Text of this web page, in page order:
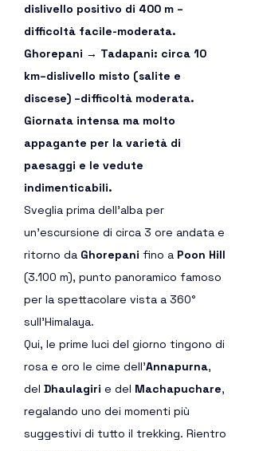
dislivello positivo di 400 m –
difficoltà facile-moderata.
Ghorepani → Tadapani: circa 10
km–dislivello misto (salite e
discese) –difficoltà moderata.
Giornata intensa ma molto
appagante per la varietà di
paesaggi e le vedute
indimenticabili.
Sveglia prima dell’alba per
un’escursione di circa 3 ore andata e
ritorno da Ghorepani fino a Poon Hill
(3.100 m), punto panoramico famoso
per la spettacolare vista a 360°
sull’Himalaya.
Qui, le prime luci del giorno tingono di
rosa e oro le cime dell’Annapurna,
del Dhaulagiri e del Machapuchare,
regalando uno dei momenti più
suggestivi di tutto il trekking. Rientro